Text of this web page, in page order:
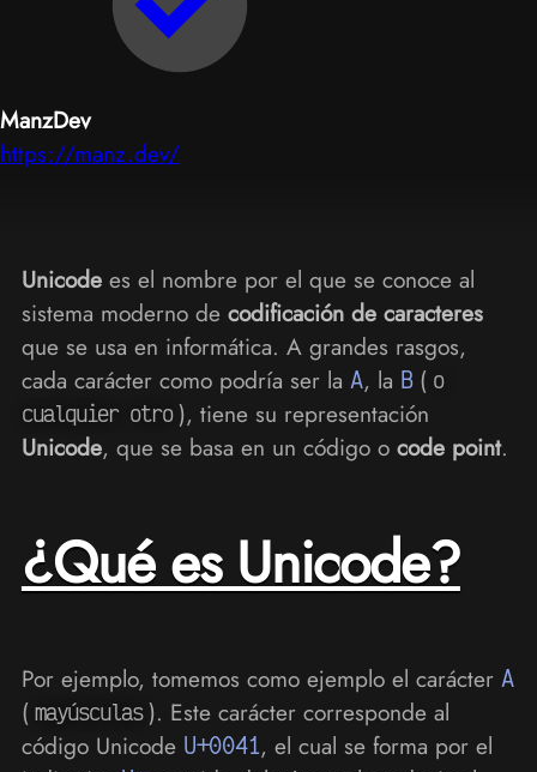
ManzDev
https://manz.dev/
Unicodees el nombre por el que se conoce al
sistema moderno de codificación de caracteres
que se usa en informática. A grandes rasgos,
cada carácter como podría ser la A, la B( o
cualquier otro ), tiene su representación
Unicode, que se basa en un código o code point.
¿Qué es Unicode?
Por ejemplo, tomemos como ejemplo el carácter A
( mayúsculas ). Este carácter corresponde al
código Unicode U+0041, el cual se forma por el